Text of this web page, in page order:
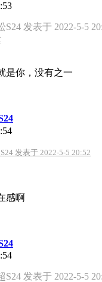
S24 发表于 2022-5-5
是你，没有之一
发表于 2022-5-5 20:52
感啊
S24 发表于 2022-5-5